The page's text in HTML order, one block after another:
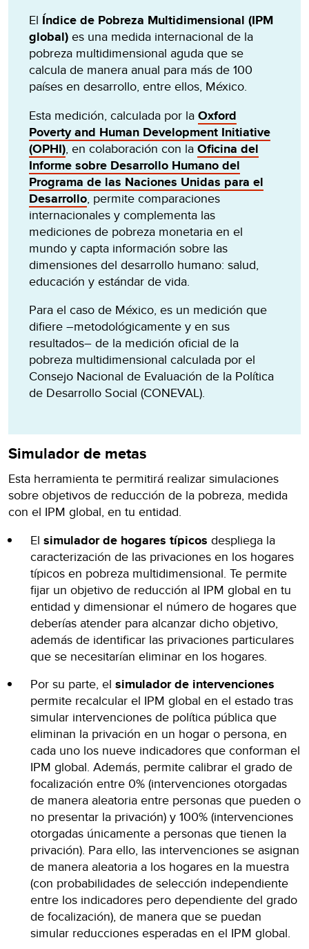
El Índice de Pobreza Multidimensional (IPM
global) es una medida internacional de la
pobreza multidimensional aguda que se
calcula de manera anual para más de 100
países en desarrollo, entre ellos, México.
Esta medición, calculada por la Oxford
Poverty and Human Development Initiative
(OPHI), en colaboración con la Oficina del
Informe sobre Desarrollo Humano del
Programa de las Naciones Unidas para el
Desarrollo, permite comparaciones
internacionales y complementa las
mediciones de pobreza monetaria en el
mundo y capta información sobre las
dimensiones del desarrollo humano: salud,
educación y estándar de vida.
Para el caso de México, es un medición que
difiere –metodológicamente y en sus
resultados– de la medición oficial de la
pobreza multidimensional calculada por el
Consejo Nacional de Evaluación de la Política
de Desarrollo Social (CONEVAL).
Simulador de metas
Esta herramienta te permitirá realizar simulaciones
sobre objetivos de reducción de la pobreza, medida
con el IPM global, en tu entidad.
El simulador de hogares típicos despliega la
caracterización de las privaciones en los hogares
típicos en pobreza multidimensional. Te permite
fijar un objetivo de reducción al IPM global en tu
entidad y dimensionar el número de hogares que
deberías atender para alcanzar dicho objetivo,
además de identificar las privaciones particulares
que se necesitarían eliminar en los hogares.
Por su parte, el simulador de intervenciones
permite recalcular el IPM global en el estado tras
simular intervenciones de política pública que
eliminan la privación en un hogar o persona, en
cada uno los nueve indicadores que conforman el
IPM global. Además, permite calibrar el grado de
focalización entre 0% (intervenciones otorgadas
de manera aleatoria entre personas que pueden o
no presentar la privación) y 100% (intervenciones
otorgadas únicamente a personas que tienen la
privación). Para ello, las intervenciones se asignan
de manera aleatoria a los hogares en la muestra
(con probabilidades de selección independiente
entre los indicadores pero dependiente del grado
de focalización), de manera que se puedan
simular reducciones esperadas en el IPM global.